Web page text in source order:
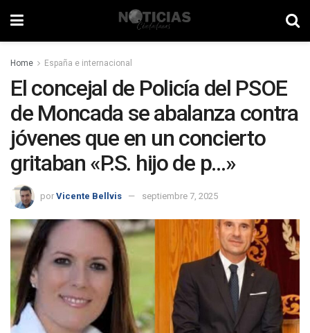
Home España e internacional
El concejal de Policía del PSOE
de Moncada se abalanza contra
jóvenes que en un concierto
gritaban «P.S. hijo de p…»
por Vicente Bellvis septiembre 7, 2025